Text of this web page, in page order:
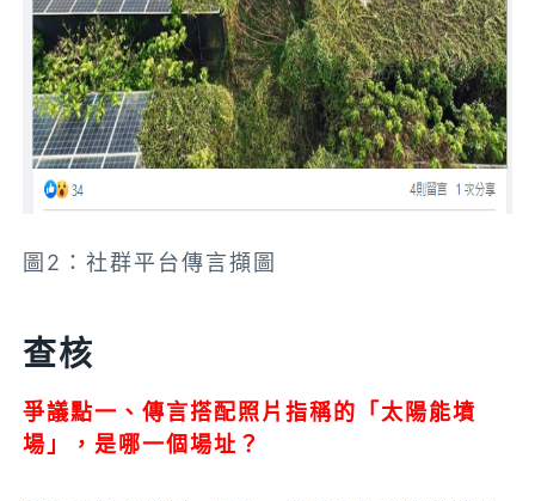
圖2：社群平台傳言擷圖
查核
爭議點一 、傳言搭配照片指稱的「太陽能墳
場」，是哪一個場址？